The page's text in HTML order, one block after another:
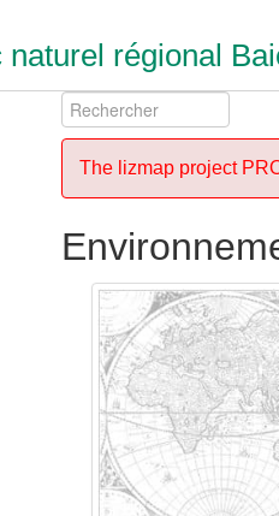
naturel régional
The lizmap project